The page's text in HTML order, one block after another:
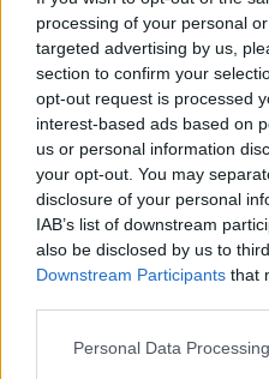
processing of your personal
targeted advertising by us,
section to confirm your
opt-out request is processed
interest-based ads based on
us or personal information
your opt-out. You may
disclosure of your personal
IAB’s list of downstream
also be disclosed by us to
Downstream Participants that
Personal Data
Lajme të ngjashme:
Chris LaCivita: Sali
Berisha u shpall “non
grata” nga një
Kreu i PD, mik i SHBA